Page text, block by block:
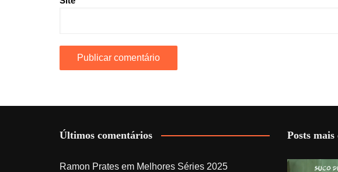
Últimos comentários
Ramon Prates em Melhores Séries 2025
Posts mais